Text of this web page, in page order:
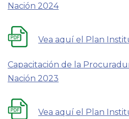
Nación 2024
Vea aquí el Plan
Capacitación de la
Nación 2023
Vea aquí el Plan